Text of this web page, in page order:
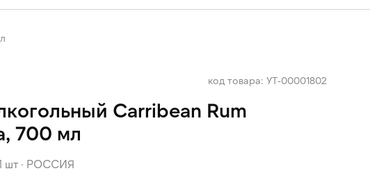
код товара: УТ-00001802
Carribean Rum
700 мл
шт · РОССИЯ